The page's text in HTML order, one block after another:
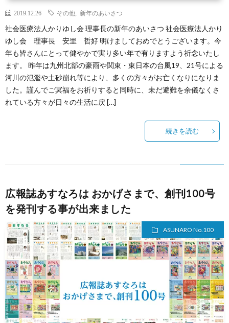
2019.12.26 その他 新年のあいさつ
社会医療法人かりゆし会 理事長の新年のあいさつ 社会医療法人かり
ゆし会 理事長 安里 哲好 明けましておめでとうございます。今
年も皆さんにとって健やかで実り多い年で有りますよう祈念いたし
ます。 昨年は九州北部の豪雨や関東・東日本の台風19、21号による
河川の氾濫や土砂崩れ等により、多くの方々がお亡くなりになりま
した。謹んでご冥福をお祈りすると同時に、未だ避難を余儀なくさ
れている方々が日々の生活に戻 […]
続きを読む
広報誌あすなろは おかげさまで、創刊100号
を発刊する事が出来ました
ASUNARO No.100